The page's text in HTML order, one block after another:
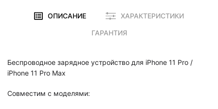
ОПИСАНИЕ ХАРАКТЕРИСТИКИ
ГАРАНТИЯ
Беспроводное зарядное устройство для iPhone 11 Pro /
iPhone 11 Pro Max
Совместим с моделями: